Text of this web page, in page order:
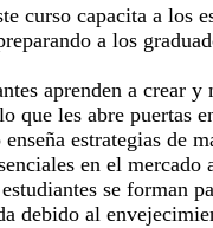
curso capacita a los
a los
aprenden a crear y
que les abre puertas
enseña estrategias de
en el mercado
se forman
debido al